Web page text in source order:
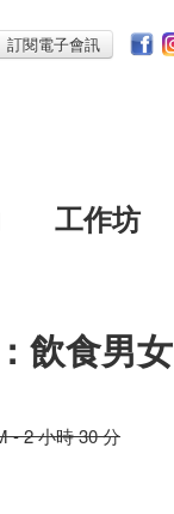
訂閱電子會訊
工作坊
飲食男女
- 2 小時 30 分